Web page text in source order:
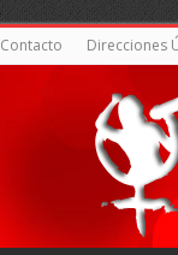
Contacto Direcciones